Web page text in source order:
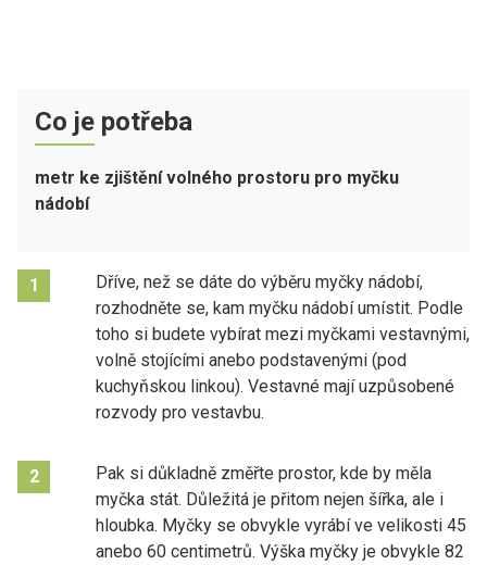
Co je potřeba
metr ke zjištění volného prostoru pro myčku
nádobí
1
Dříve, než se dáte do výběru myčky nádobí,
rozhodněte se, kam myčku nádobí umístit. Podle
toho si budete vybírat mezi myčkami vestavnými,
volně stojícími anebo podstavenými (pod
kuchyňskou linkou). Vestavné mají uzpůsobené
rozvody pro vestavbu.
2
Pak si důkladně změřte prostor, kde by měla
myčka stát. Důležitá je přitom nejen šířka, ale i
hloubka. Myčky se obvykle vyrábí ve velikosti 45
anebo 60 centimetrů. Výška myčky je obvykle 82